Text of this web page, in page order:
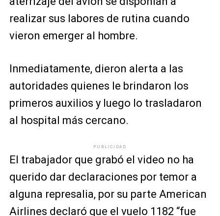
realizar sus labores de rutina cuando
vieron emerger al hombre.
Inmediatamente, dieron alerta a las
autoridades quienes le brindaron los
primeros auxilios y luego lo trasladaron
al hospital más cercano.
PUBLICIDAD
El trabajador que grabó el video no ha
querido dar declaraciones por temor a
alguna represalia, por su parte American
Airlines declaró que el vuelo 1182 “fue